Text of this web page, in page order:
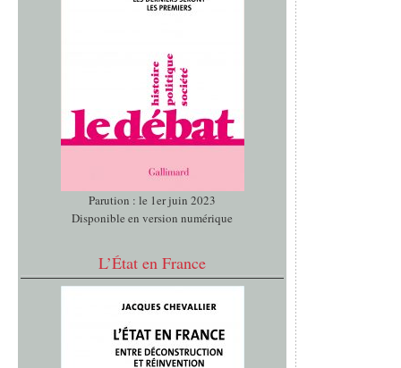
Parution : le 1er juin 2023
Disponible en version numérique
L’État en France